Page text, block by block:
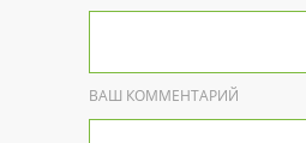
ВАШ КОММЕНТАРИЙ